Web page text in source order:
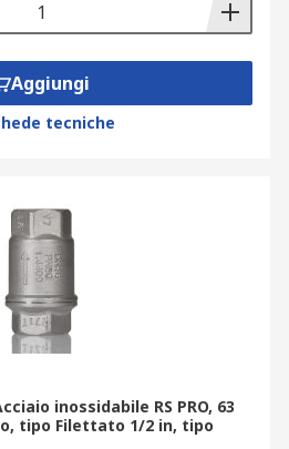
Aggiungi
tecniche
inossidabile RS PRO, 63
tipo Filettato 1/2 in, tipo